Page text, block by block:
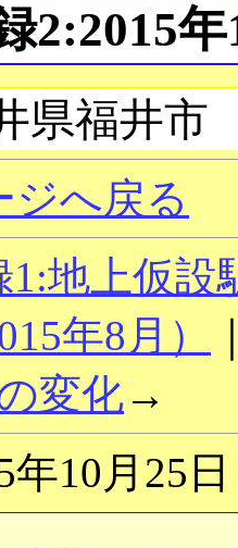
2:2015
県福井市
ジへ戻る
1:地上仮
年8月）
変化→
10月25日